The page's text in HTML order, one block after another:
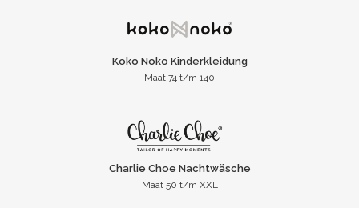
Koko Noko Kinderkleidung
Maat 74 t/m 140
Charlie Choe Nachtwäsche
Maat 50 t/m XXL